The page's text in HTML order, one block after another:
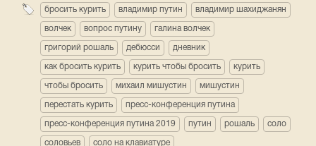
бросить курить владимир путин владимир шахиджанян
волчек вопрос путину галина волчек
григорий рошаль дебюсси дневник
как бросить курить курить чтобы бросить курить
чтобы бросить михаил мишустин мишустин
перестать курить пресс-конференция путина
пресс-конференция путина 2019 путин рошаль соло
соловьев соло на клавиатуре